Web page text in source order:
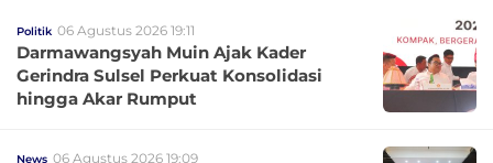
Politik 06 Agustus 2026 19:11
Darmawangsyah Muin Ajak Kader
Gerindra Sulsel Perkuat Konsolidasi
hingga Akar Rumput
News 06 Agustus 2026 19:09